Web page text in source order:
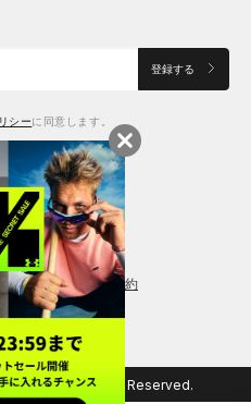
登録する
シーに同意します。
販の表記 会員規約
All Rights Reserved.